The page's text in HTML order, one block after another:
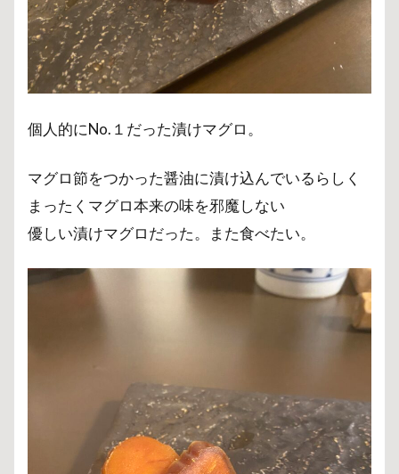
個人的にNo.１だった漬けマグロ。
マグロ節をつかった醤油に漬け込んでいるらしく
まったくマグロ本来の味を邪魔しない
優しい漬けマグロだった。また食べたい。